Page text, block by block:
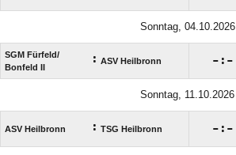
Sonntag, 04.10.2026
SGM Fürfeld/​
Bonfeld II
: ASV Heilbronn  : 
Sonntag, 11.10.2026
ASV Heilbronn : TSG Heilbronn  : 